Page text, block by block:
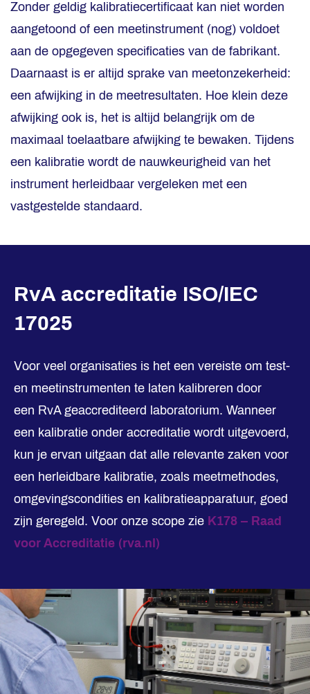
Zonder geldig kalibratiecertificaat kan niet worden
aangetoond of een meetinstrument (nog) voldoet
aan de opgegeven specificaties van de fabrikant.
Daarnaast is er altijd sprake van meetonzekerheid:
een afwijking in de meetresultaten. Hoe klein deze
afwijking ook is, het is altijd belangrijk om de
maximaal toelaatbare afwijking te bewaken. Tijdens
een kalibratie wordt de nauwkeurigheid van het
instrument herleidbaar vergeleken met een
vastgestelde standaard.
RvA accreditatie ISO/IEC
17025
Voor veel organisaties is het een vereiste om test-
en meetinstrumenten te laten kalibreren door
een RvA geaccrediteerd laboratorium. Wanneer
een kalibratie onder accreditatie wordt uitgevoerd,
kun je ervan uitgaan dat alle relevante zaken voor
een herleidbare kalibratie, zoals meetmethodes,
omgevingscondities en kalibratieapparatuur, goed
zijn geregeld. Voor onze scope zie K178 – Raad
voor Accreditatie (rva.nl)